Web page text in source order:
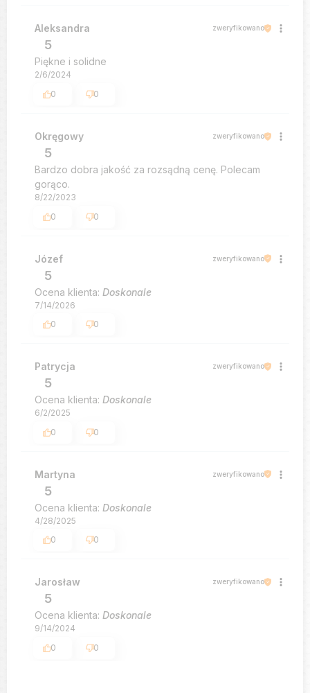
Aleksandra zweryfikowano
5
Piękne i solidne
2/6/2024
0
0
Okręgowy zweryfikowano
5
Bardzo dobra jakość za rozsądną cenę. Polecam
gorąco.
8/22/2023
0
0
Józef zweryfikowano
5
Ocena klienta: Doskonale
7/14/2026
0
0
Patrycja zweryfikowano
5
Ocena klienta: Doskonale
6/2/2025
0
0
Martyna zweryfikowano
5
Ocena klienta: Doskonale
4/28/2025
0
0
Jarosław zweryfikowano
5
Ocena klienta: Doskonale
9/14/2024
0
0